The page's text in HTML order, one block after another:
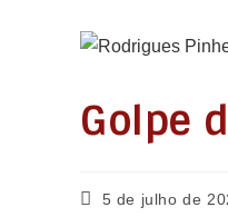
Golpe
Post5 de julho de